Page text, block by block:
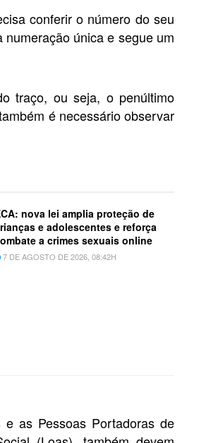
conferir o número do seu
única e segue um
traço, ou seja, o penúltimo
é necessário observar
nova lei amplia proteção de
e adolescentes e reforça
a crimes sexuais online
7 DE AGOSTO DE 2026, 08:42H
as Pessoas Portadoras de